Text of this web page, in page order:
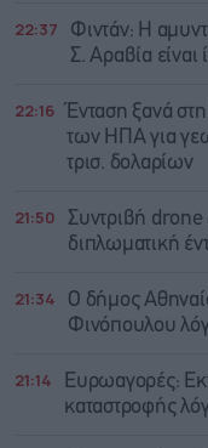
22:37
Φιντάν: Η
Σ. Αραβία
22:16
Ένταση ξανά
των ΗΠΑ για
τρισ. δολαρίων
21:50
Συντριβή drone
διπλωματική
21:34
Ο δήμος
Φινόπουλου
21:14
Ευρωαγορές:
καταστροφής